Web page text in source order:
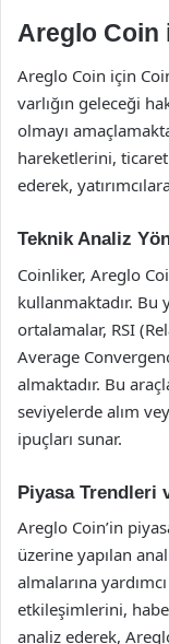
Areglo Coin
Areglo Coin için
varlığın geleceği
olmayı
hareketlerini,
ederek,
Teknik Analiz
Coinliker, Areglo
kullanmaktadır. Bu
ortalamalar, RSI
Average
almaktadır. Bu
seviyelerde alım
ipuçları sunar.
Piyasa Trendleri
Areglo Coin’in
üzerine yapılan
almalarına
etkileşimlerini, haber
analiz ederek,